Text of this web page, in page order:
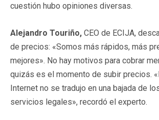
cuestión hubo opiniones diversas.
Alejandro Touriño, CEO de ECIJA,
de precios: «Somos más rápidos, más
mejores». No hay motivos para cobrar
quizás es el momento de subir precios.
Internet no se tradujo en una bajada de
servicios legales», recordó el experto.